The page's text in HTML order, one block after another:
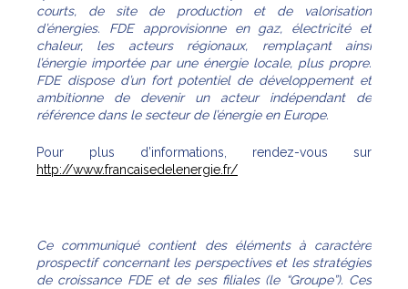
courts, de site de production et de valorisation
d’énergies. FDE approvisionne en gaz, électricité et
chaleur, les acteurs régionaux, remplaçant ainsi
l’énergie importée par une énergie locale, plus propre.
FDE dispose d’un fort potentiel de développement et
ambitionne de devenir un acteur indépendant de
référence dans le secteur de l’énergie en Europe.
Pour plus d’informations, rendez-vous sur
http://www.francaisedelenergie.fr/
Ce communiqué contient des éléments à caractère
prospectif concernant les perspectives et les stratégies
de croissance FDE et de ses filiales (le “Groupe”). Ces